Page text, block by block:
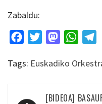
Zabaldu:
FacebookTwitterMastodon
Tags: Euskadiko
Bidalketetan
[BIDEOA]